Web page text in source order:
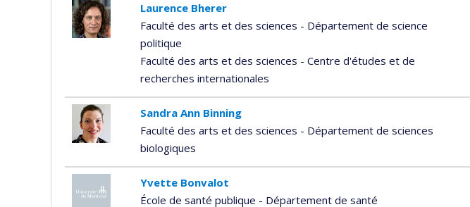
Laurence Bherer
Faculté des arts et des sciences - Département de science
politique
Faculté des arts et des sciences - Centre d'études et de
recherches internationales
Sandra Ann Binning
Faculté des arts et des sciences - Département de sciences
biologiques
Yvette Bonvalot
École de santé publique - Département de santé